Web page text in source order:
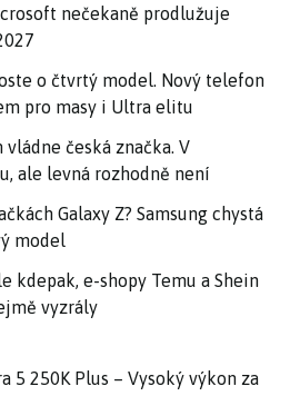
nečekaně prodlužuje
o čtvrtý model. Nový telefon
pro masy i Ultra elitu
česká značka. V
ale levná rozhodně není
Galaxy Z? Samsung chystá
model
kdepak, e-shopy Temu a Shein
vyzrály
5 250K Plus – Vysoký výkon za